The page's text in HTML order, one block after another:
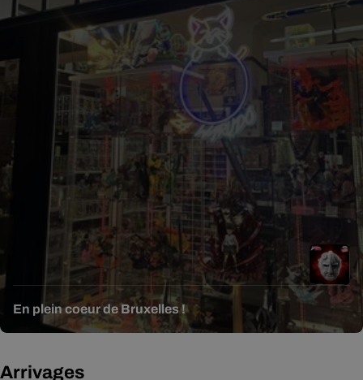
En plein coeur de Bruxelles !
Arrivages